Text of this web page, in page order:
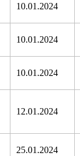
10.01.2024
10.01.2024
10.01.2024
12.01.2024
25.01.2024